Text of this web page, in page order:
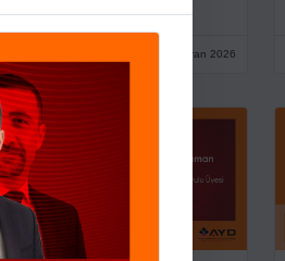
26 Haziran 2026
Stage